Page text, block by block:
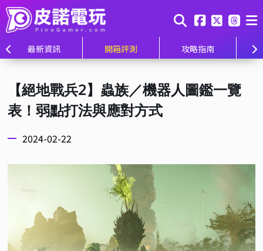
最新資訊 開箱評測 攻略指南
【絕地戰兵2】蟲族／機器人圖鑑一覽
表！弱點打法與應對方式
2024-02-22